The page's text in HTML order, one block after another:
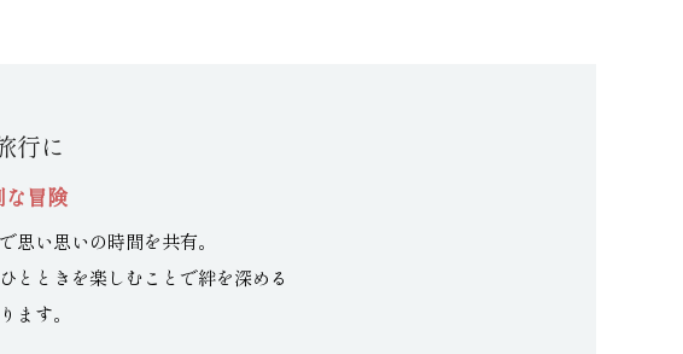
行に
な冒険
思い思いの時間を共有。
とときを楽しむことで絆を深める
ます。